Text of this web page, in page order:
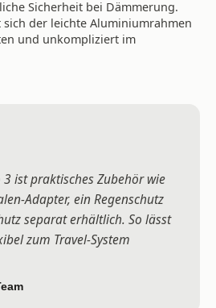
Sicherheit bei Dämmerung.
der leichte Aluminiumrahmen
und unkompliziert im
3 ist praktisches Zubehör wie
Adapter, ein Regenschutz
separat erhältlich. So lässt
zum Travel-System